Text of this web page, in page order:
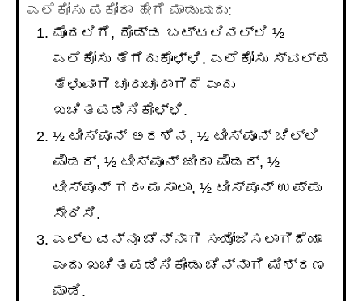
ಎಲೆಕೋಸು ಪಕೋರಾ ಹೇಗೆ ಮಾಡುವುದು:
ಮೊದಲಿಗೆ, ದೊಡ್ಡ ಬಟ್ಟಲಿನಲ್ಲಿ ½
ಎಲೆಕೋಸು ತೆಗೆದುಕೊಳ್ಳಿ. ಎಲೆಕೋಸು ಸ್ವಲ್ಪ
ತೆಳುವಾಗಿ ಚೂರುಚೂರಾಗಿದೆ ಎಂದು
ಖಚಿತಪಡಿಸಿಕೊಳ್ಳಿ.
½ ಟೀಸ್ಪೂನ್ ಅರಶಿನ, ½ ಟೀಸ್ಪೂನ್ ಚಿಲ್ಲಿ
ಪೌಡರ್, ½ ಟೀಸ್ಪೂನ್ ಜೀರಾ ಪೌಡರ್, ½
ಟೀಸ್ಪೂನ್ ಗರಂ ಮಸಾಲಾ, ½ ಟೀಸ್ಪೂನ್ ಉಪ್ಪು
ಸೇರಿಸಿ.
ಎಲ್ಲವನ್ನೂ ಚೆನ್ನಾಗಿ ಸಂಯೋಜಿಸಲಾಗಿದೆಯಾ
ಎಂದು ಖಚಿತಪಡಿಸಿಕೊಂಡು ಚೆನ್ನಾಗಿ ಮಿಶ್ರಣ
ಮಾಡಿ.